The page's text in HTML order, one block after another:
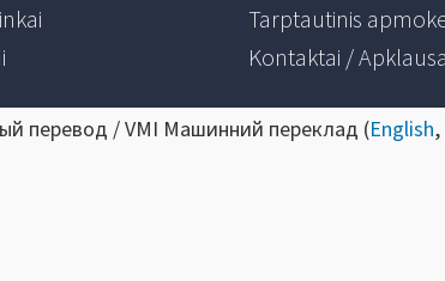
Tarptautinis
Kontaktai / Apklausa
перевод / VMI Машинний переклад (English,